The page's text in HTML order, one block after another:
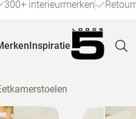
300+ interieurmerken
Inspiratie